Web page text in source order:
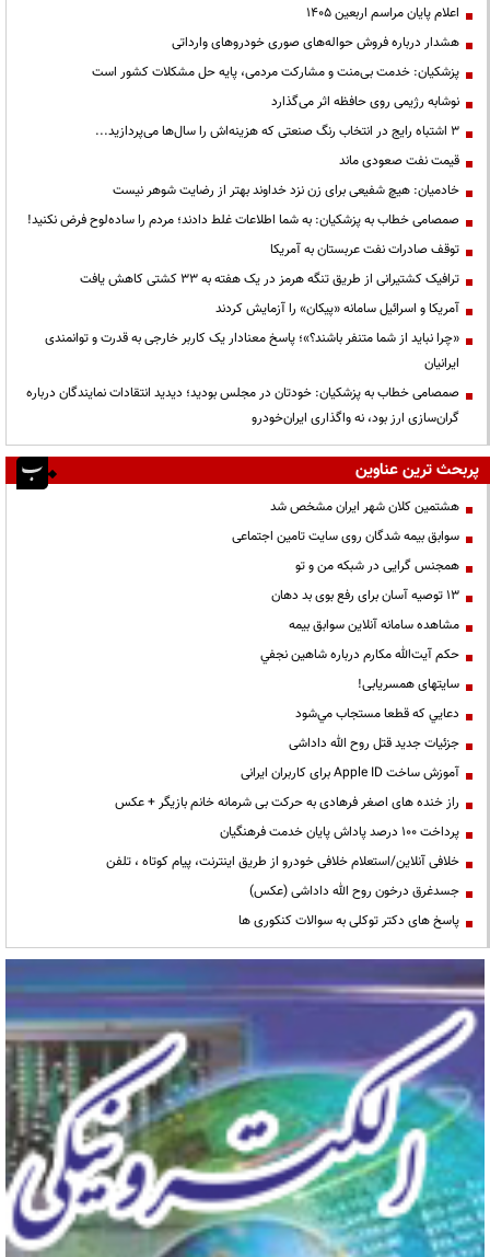
اعلام پایان مراسم اربعین ۱۴۰۵
هشدار درباره فروش حواله‌های صوری خودروهای وارداتی
پزشکیان: خدمت بی‌منت و مشارکت مردمی، پایه حل مشکلات کشور است
نوشابه رژیمی روی حافظه اثر می‌گذارد
3 اشتباه رایج در انتخاب رنگ صنعتی که هزینه‌اش را سال‌ها می‌پردازید...
قیمت نفت صعودی ماند
خادمیان: هیچ شفیعی برای زن نزد خداوند بهتر از رضایت شوهر نیست
صمصامی خطاب به پزشکیان: به شما اطلاعات غلط دادند؛ مردم را ساده‌لوح فرض نکنید!
توقف صادرات نفت عربستان به آمریکا
ترافیک کشتیرانی از طریق تنگه هرمز در یک هفته به ۳۳ کشتی کاهش یافت
آمریکا و اسرائیل سامانه «پیکان» را آزمایش کردند
«چرا نباید از شما متنفر باشند؟»؛ پاسخ معنادار یک کاربر خارجی به قدرت و توانمندی
ایرانیان
صمصامی خطاب به پزشکیان: خودتان در مجلس بودید؛ دیدید انتقادات نمایندگان درباره
گران‌سازی ارز بود، نه واگذاری ایران‌خودرو
پربحث ترین عناوین
هشتمین کلان شهر ایران مشخص شد
سوابق بیمه شدگان روی سایت تامین اجتماعی
همجنس گرایی در شبکه من و تو
13 توصیه آسان برای رفع بوی بد دهان
مشاهده سامانه آنلاين سوابق بیمه
حكم آيت‌الله مكارم درباره شاهين نجفي
سایتهای همسریابی!
دعايي كه قطعا مستجاب مي‌شود
جزئیات جدید قتل روح الله داداشی
آموزش ساخت Apple ID برای کاربران ایرانی
راز خنده های اصغر فرهادی به حرکت بی شرمانه خانم بازیگر + عکس
پرداخت ۱۰۰ درصد پاداش پایان خدمت فرهنگیان
خلافی آنلاین/استعلام خلافی خودرو از طریق اینترنت، پیام کوتاه ، تلفن
جسدغرق درخون روح الله داداشی (عکس)
پاسخ های دکتر توکلی به سوالات کنکوری ها